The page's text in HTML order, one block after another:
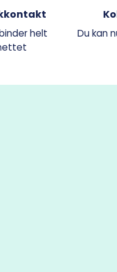
helt
Du kan